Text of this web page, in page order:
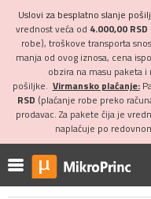
Uslovi za besplatno slanje
vrednost veća od 4.000,00 RSD
robe), troškove transporta
manja od ovog iznosa, cena
obzira na masu paketa
pošiljke. Virmansko plaćanje:
RSD (plaćanje robe preko
prodavac. Za pakete čija je
naplaćuje po